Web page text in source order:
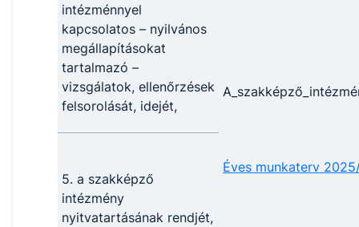
intézménnyel
kapcsolatos – nyilvános
megállapításokat
tartalmazó –
vizsgálatok, ellenőrzések
felsorolását, idejét,
5. a szakképző
intézmény
nyitvatartásának rendjét,
Éves munkaterv